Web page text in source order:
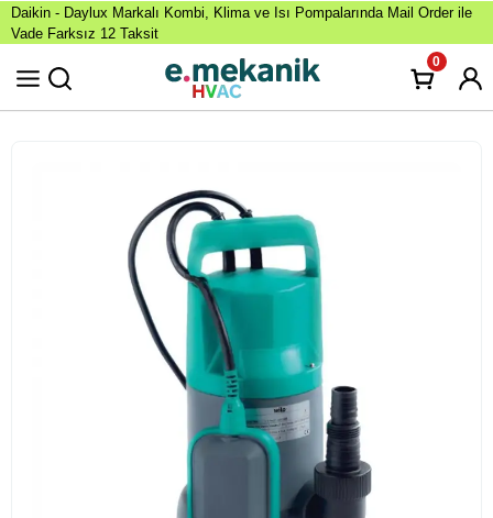
Daikin - Daylux Markalı Kombi, Klima ve Isı Pompalarında Mail Order ile
Vade Farksız 12 Taksit
0